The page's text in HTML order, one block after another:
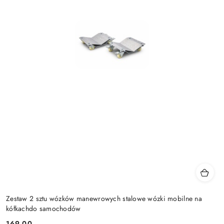
Zestaw 2 sztu wózków manewrowych stalowe wózki mobilne na
kółkachdo samochodów